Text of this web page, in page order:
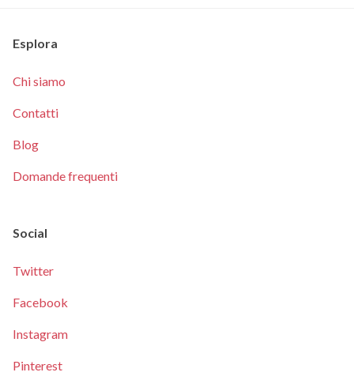
Esplora
Chi siamo
Contatti
Blog
Domande frequenti
Social
Twitter
Facebook
Instagram
Pinterest